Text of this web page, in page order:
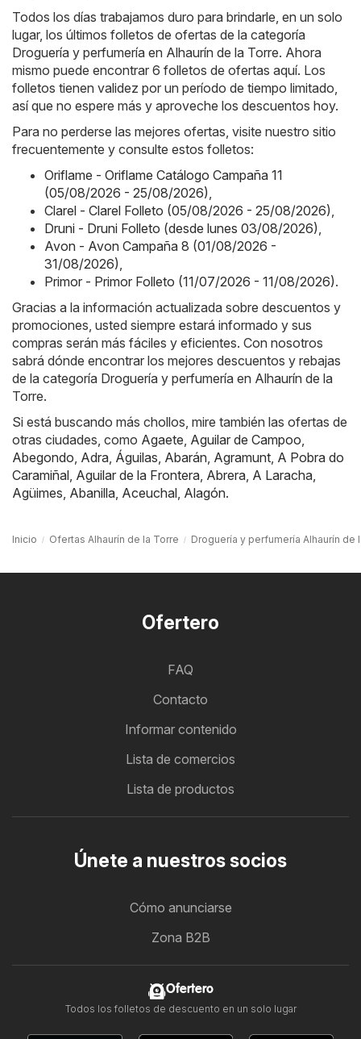
Todos los días trabajamos duro para brindarle, en un solo
lugar, los últimos folletos de ofertas de la categoría
Droguería y perfumería en Alhaurín de la Torre. Ahora
mismo puede encontrar 6 folletos de ofertas aquí. Los
folletos tienen validez por un período de tiempo limitado,
así que no espere más y aproveche los descuentos hoy.
Para no perderse las mejores ofertas, visite nuestro sitio
frecuentemente y consulte estos folletos:
Oriflame - Oriflame Catálogo Campaña 11
(05/08/2026 - 25/08/2026)
Clarel - Clarel Folleto (05/08/2026 - 25/08/2026)
Druni - Druni Folleto (desde lunes 03/08/2026)
Avon - Avon Campaña 8 (01/08/2026 -
31/08/2026)
Primor - Primor Folleto (11/07/2026 - 11/08/2026).
Gracias a la información actualizada sobre descuentos y
promociones, usted siempre estará informado y sus
compras serán más fáciles y eficientes. Con nosotros
sabrá dónde encontrar los mejores descuentos y rebajas
de la categoría Droguería y perfumería en Alhaurín de la
Torre.
Si está buscando más chollos, mire también las ofertas de
otras ciudades, como Agaete Aguilar de Campoo
Abegondo Adra Águilas Abarán Agramunt A Pobra do
Caramiñal Aguilar de la Frontera Abrera A Laracha
Agüimes Abanilla Aceuchal Alagón.
Inicio Ofertas Alhaurín de la Torre Droguería y perfumería Alhaurín de
Ofertero
FAQ
Contacto
Informar contenido
Lista de comercios
Lista de productos
Únete a nuestros socios
Cómo anunciarse
Zona B2B
Ofertero
Todos los folletos de descuento en un solo lugar